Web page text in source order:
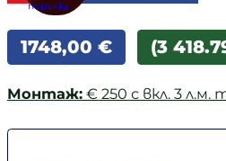
1748,00 € (3
Монтаж: € 250 с вкл. 3